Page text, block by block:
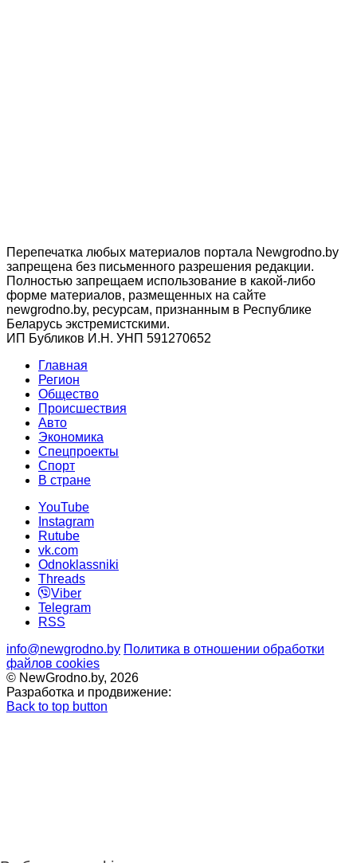
Перепечатка любых материалов портала Newgrodno.by
запрещена без письменного разрешения редакции.
Полностью запрещаем использование в какой-либо
форме материалов, размещенных на сайте
newgrodno.by, ресурсам, признанным в Республике
Беларусь экстремистскими.
ИП Бубликов И.Н. УНП 591270652
Главная
Регион
Общество
Происшествия
Авто
Экономика
Спецпроекты
Cпорт
В стране
YouTube
Instagram
Rutube
vk.com
Odnoklassniki
Threads
Viber
Telegram
RSS
info@newgrodno.by Политика в отношении обработки
файлов cookies
© NewGrodno.by, 2026
Разработка и продвижение:
Back to top button